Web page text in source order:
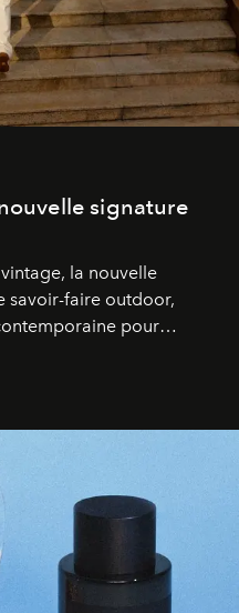
signature
la nouvelle
savoir-faire outdoor,
pour
du quotidien.